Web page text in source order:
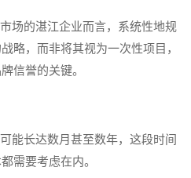
的湛江企业而言，系统性地规
略，而非将其视为一次性项目，
信誉的关键。
长达数月甚至数年，这段时间
需要考虑在内。